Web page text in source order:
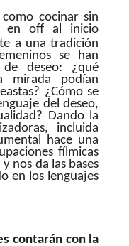
cocinar sin
en off al inicio
a una tradición
se han
deseo: ¿qué
mirada podían
¿Cómo se
del deseo,
Dando la
incluida
hace una
fílmicas
nos da las bases
en los lenguajes
contarán con la